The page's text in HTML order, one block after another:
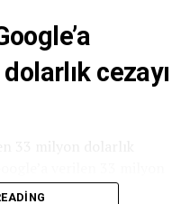
cezayı
haber ajansının